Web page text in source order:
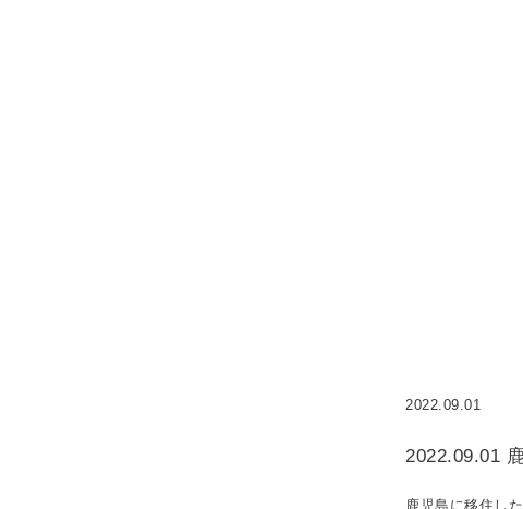
2022.09.01
2022.09.01
鹿児島に移住し